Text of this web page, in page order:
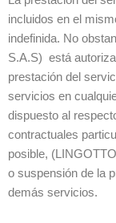
incluidos en el
indefinida. No
S.A.S) está
prestación del
servicios en
dispuesto al
contractuales
posible,
o suspensión de la
demás servicios.